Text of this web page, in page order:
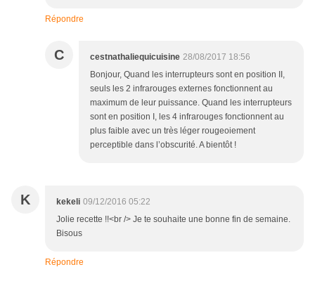
Répondre
C cestnathaliequicuisine 28/08/2017 18:56
Bonjour, Quand les interrupteurs sont en position II,
seuls les 2 infrarouges externes fonctionnent au
maximum de leur puissance. Quand les interrupteurs
sont en position I, les 4 infrarouges fonctionnent au
plus faible avec un très léger rougeoiement
perceptible dans l’obscurité. A bientôt !
K kekeli 09/12/2016 05:22
Jolie recette !!<br /> Je te souhaite une bonne fin de semaine.
Bisous
Répondre